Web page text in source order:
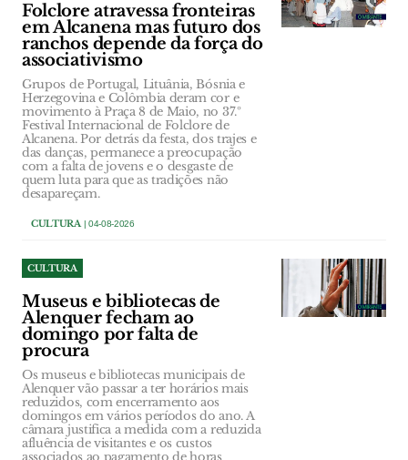
Folclore atravessa fronteiras
em Alcanena mas futuro dos
ranchos depende da força do
associativismo
Grupos de Portugal, Lituânia, Bósnia e
Herzegovina e Colômbia deram cor e
movimento à Praça 8 de Maio, no 37.º
Festival Internacional de Folclore de
Alcanena. Por detrás da festa, dos trajes e
das danças, permanece a preocupação
com a falta de jovens e o desgaste de
quem luta para que as tradições não
desapareçam.
CULTURA | 04-08-2026
CULTURA
Museus e bibliotecas de
Alenquer fecham ao
domingo por falta de
procura
Os museus e bibliotecas municipais de
Alenquer vão passar a ter horários mais
reduzidos, com encerramento aos
domingos em vários períodos do ano. A
câmara justifica a medida com a reduzida
afluência de visitantes e os custos
associados ao pagamento de horas